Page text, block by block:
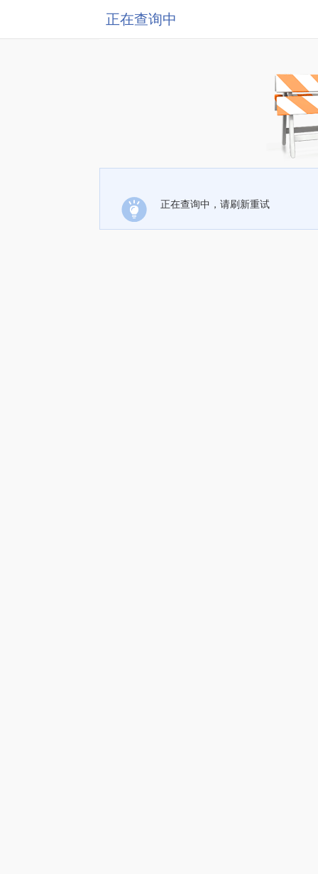
正在查询中
正在查询中，请刷新重试